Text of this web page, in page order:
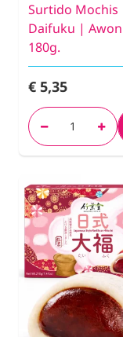
Surtido Mochis
Daifuku | Awon
180g.
€ 5,35